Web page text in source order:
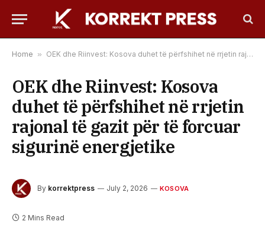
Home » OEK dhe Riinvest: Kosova duhet të përfshihet në rrjetin rajonal të gazit për të forcuar sigurinë energjetike
OEK dhe Riinvest: Kosova
duhet të përfshihet në rrjetin
rajonal të gazit për të forcuar
sigurinë energjetike
By korrektpress July 2, 2026 KOSOVA
2 Mins Read